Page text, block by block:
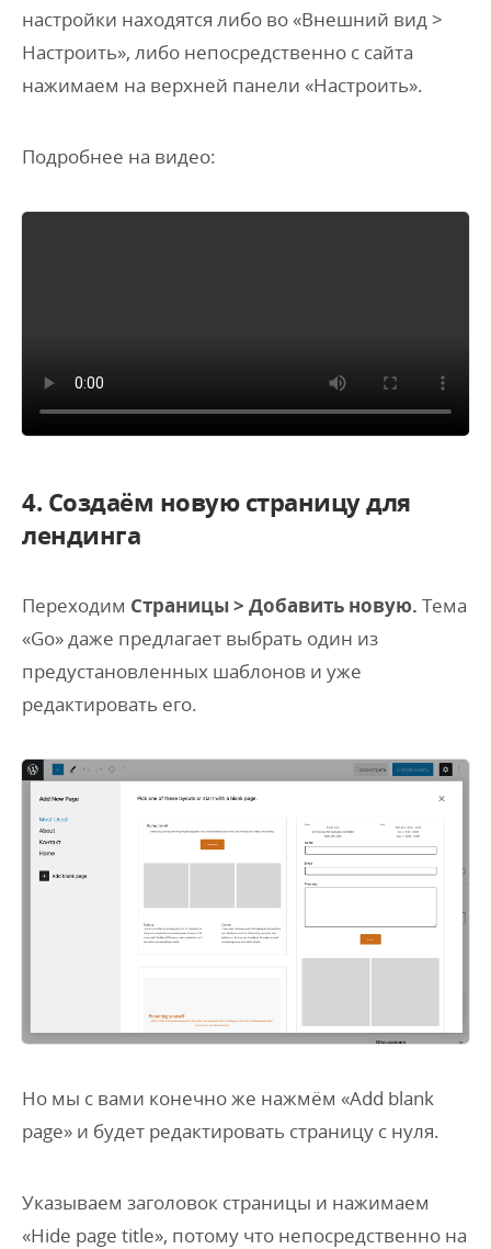
настройки находятся либо во «Внешний вид >
Настроить», либо непосредственно с сайта
нажимаем на верхней панели «Настроить».
Подробнее на видео:
4. Создаём новую страницу для
лендинга
Переходим Страницы > Добавить новую. Тема
«Go» даже предлагает выбрать один из
предустановленных шаблонов и уже
редактировать его.
Но мы с вами конечно же нажмём «Add blank
page» и будет редактировать страницу с нуля.
Указываем заголовок страницы и нажимаем
«Hide page title», потому что непосредственно на